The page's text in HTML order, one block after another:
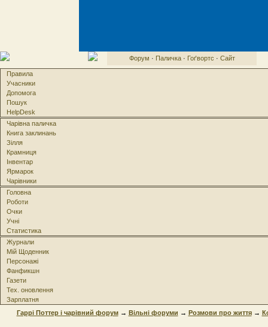
Форум · Паличка· Гоґвортс · Сайт
Правила
Учасники
Допомога
Пошук
HelpDesk
Чарівна паличка
Книга заклинань
Зілля
Крамниця
Інвентар
Ярмарок
Чарівники
Головна
Роботи
Очки
Учні
Статистика
Журнали
Мій Щоденник
Персонажі
Фанфикшн
Газети
Тех. оновлення
Зарплатня
Гаррі Поттер і чарівний форум→ Вільні форуми → Розмови про життя→